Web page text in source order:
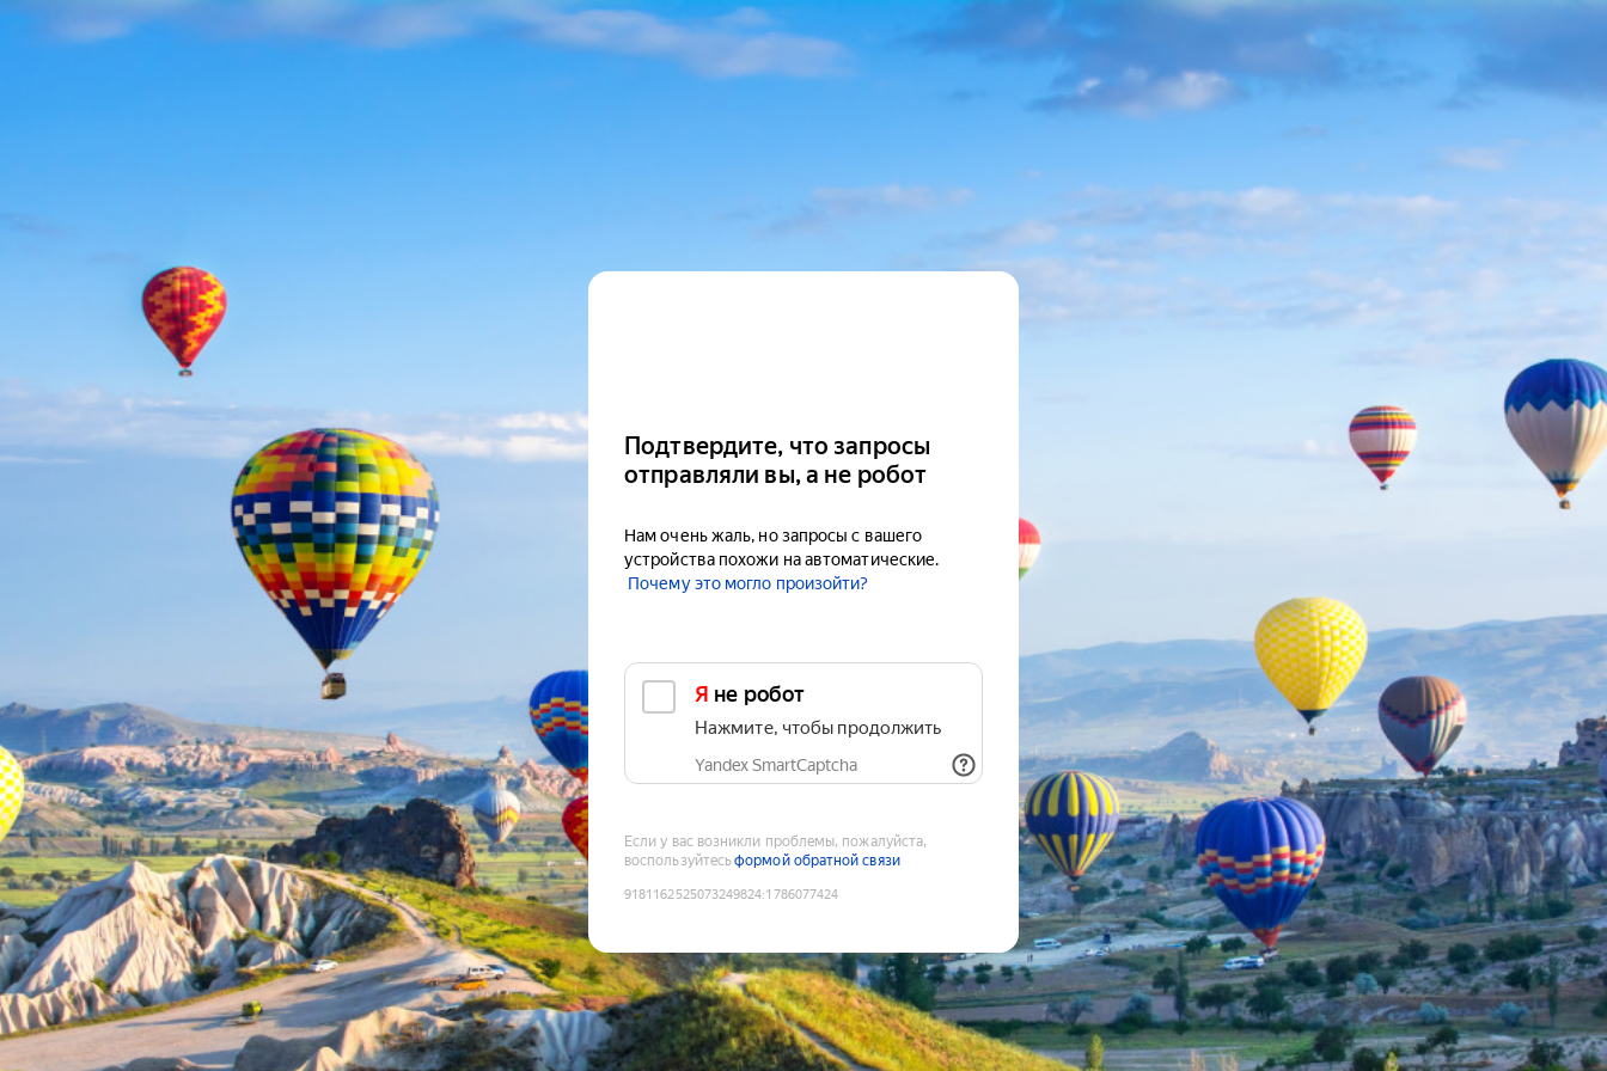
Подтвердите, что запросы
отправляли вы, а не робот
Нам очень жаль, но запросы с вашего
устройства похожи на автоматические.
Почему это могло произойти?
Я не робот
Нажмите, чтобы продолжить
Yandex SmartCaptcha
Если у вас возникли проблемы, пожалуйста,
воспользуйтесьформой обратной связи
9181162525073249824:1786077424